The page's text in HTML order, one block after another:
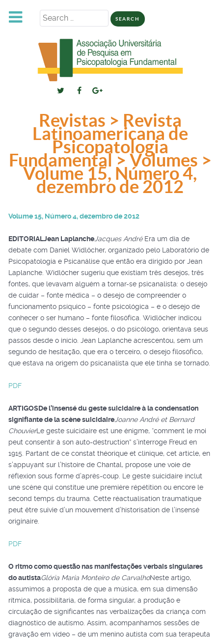
Search
Revistas > Revista
Latinoamericana de
Psicopatologia
Fundamental > Volumes >
Volume 15, Número 4,
dezembro de 2012
Volume 15, Número 4, dezembro de 2012
EDITORIALJean Laplanche Jacques AndréEra um dia de
debate com Daniel Widlöcher, organizado pelo Laboratório de
Psicopatologia e Psicanálise que então era dirigido por Jean
Laplanche. Widlöcher sugeriu que existiam três desejos, três
fontes, que levavam alguém a tornar-se psicanalista: o desejo
de cuidar – fonte médica – o desejo de compreender o
funcionamento psíquico – fonte psicológica – e o desejo de
conhecer o ser humano – fonte filosófica. Widlöcher indicou
que o segundo desses desejos, o do psicólogo, orientava seus
passos desde o início. Jean Laplanche acrescentou, sem um
segundo de hesitação, que era o terceiro, o desejo filosófico,
que estava na origem do psicanalista que ele tinha se tornado.
PDF
ARTIGOSDe l’insensé du geste suicidaire à la condensation
signifiante de la scène suicidaire Joanne André et Bernard
ChouvierLe geste suicidaire est une énigme, “comment le moi
peut consentir à son auto-destruction” s’interroge Freud en
1915. Partant de ce constat théorique et clinique, cet article, en
s’appuyant sur l’histoire de Chantal, propose une voie de
réflexion sous forme d’après-coup. Le geste suicidaire inclut
une scène qui constitue une première répétition ou encore le
second temps du trauma. Cette réactualisation traumatique
peut être suivie d’un mouvement d’historisation de l’insensé
originaire.
PDF
O ritmo como questão nas manifestações verbais singulares
do autistaGlória Maria Monteiro de CarvalhoNeste artigo,
assumimos a proposta de que a música, em sua dimensão
rítmica, possibilitaria, de forma singular, a produção e
circulação de significantes nas verbalizações da criança com
diagnóstico de autismo. Assim, acompanhamos sessões de
gravação em vídeo – de um menino autista com sua terapeuta